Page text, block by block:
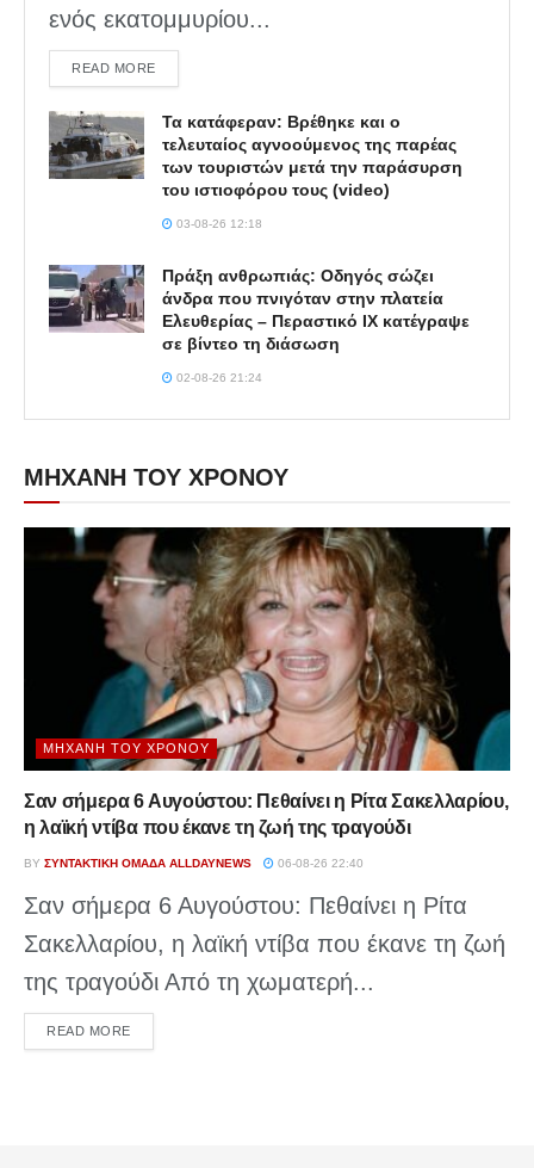
ενός εκατομμυρίου...
READ MOREDETAILS
Τα κατάφεραν: Βρέθηκε και ο
τελευταίος αγνοούμενος της παρέας
των τουριστών μετά την παράσυρση
του ιστιοφόρου τους (video)
03-08-26 12:18
Πράξη ανθρωπιάς: Οδηγός σώζει
άνδρα που πνιγόταν στην πλατεία
Ελευθερίας – Περαστικό ΙΧ κατέγραψε
σε βίντεο τη διάσωση
02-08-26 21:24
ΜΗΧΑΝΗ ΤΟΥ ΧΡΟΝΟΥ
ΜΗΧΑΝΉ ΤΟΥ ΧΡΌΝΟΥ
Σαν σήμερα 6 Αυγούστου: Πεθαίνει η Ρίτα Σακελλαρίου,
η λαϊκή ντίβα που έκανε τη ζωή της τραγούδι
BY ΣΥΝΤΑΚΤΙΚΉ ΟΜΆΔΑ ALLDAYNEWS 06-08-26 22:40
Σαν σήμερα 6 Αυγούστου: Πεθαίνει η Ρίτα
Σακελλαρίου, η λαϊκή ντίβα που έκανε τη ζωή
της τραγούδι Από τη χωματερή...
READ MOREDETAILS